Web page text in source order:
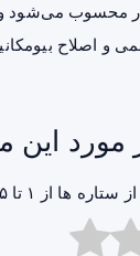
و اصلاح
مورد
۱ تا ۵ امتیاز دهید :